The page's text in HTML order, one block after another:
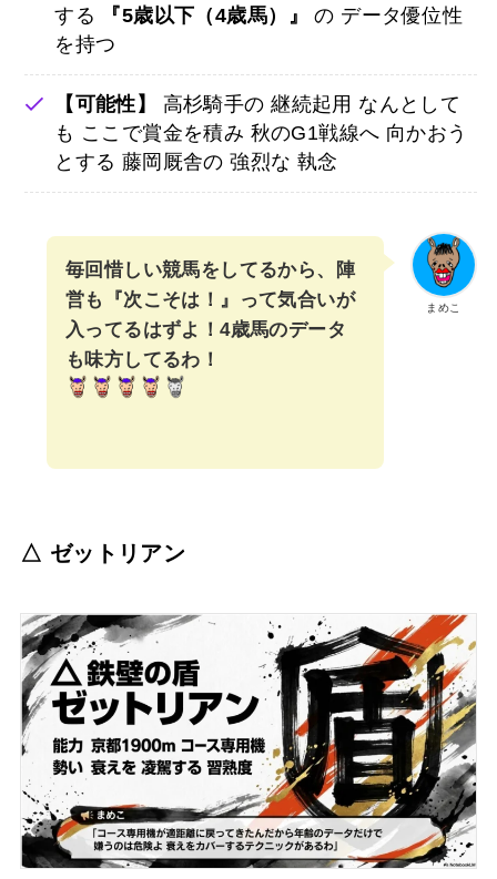
する
『5歳以下（4歳馬）』
の データ優位性
を持つ
【可能性】
高杉騎手の 継続起用 なんとして
も ここで賞金を積み 秋のG1戦線へ 向かおう
とする 藤岡厩舎の 強烈な 執念
まめこ
毎回惜しい競馬をしてるから、陣
営も『次こそは！』って気合いが
入ってるはずよ！4歳馬のデータ
も味方してるわ！
△ ゼットリアン